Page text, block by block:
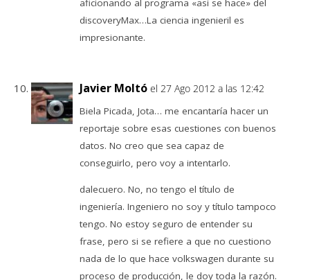
aficionando al programa «asi se hace» del
discoveryMax…La ciencia ingenieril es
impresionante.
Javier Moltó el 27 Ago 2012 a las 12:42
Biela Picada, Jota… me encantaría hacer un
reportaje sobre esas cuestiones con buenos
datos. No creo que sea capaz de
conseguirlo, pero voy a intentarlo.
dalecuero. No, no tengo el título de
ingeniería. Ingeniero no soy y título tampoco
tengo. No estoy seguro de entender su
frase, pero si se refiere a que no cuestiono
nada de lo que hace volkswagen durante su
proceso de producción, le doy toda la razón.